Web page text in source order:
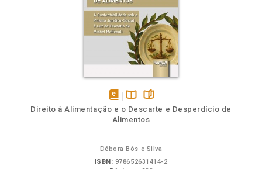
disponível
em
Disponível
na
páginas
Direito à Alimentação e o Descarte e Desperdício de
Alimentos
Débora Bós e Silva
ISBN: 978652631414-2